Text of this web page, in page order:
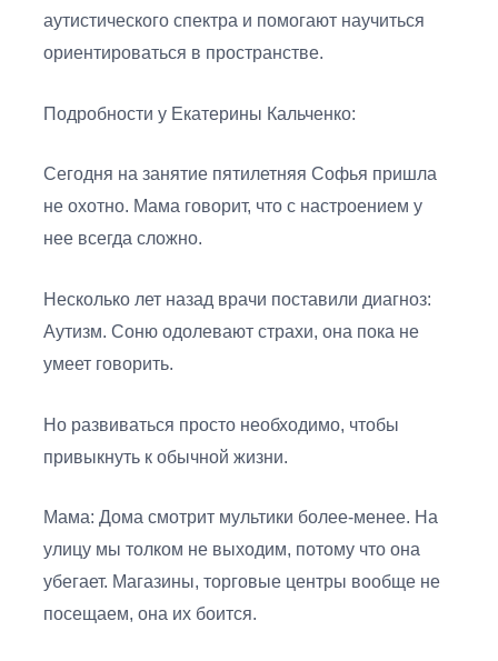
аутистического спектра и помогают научиться
ориентироваться в пространстве.
Подробности у Екатерины Кальченко:
Сегодня на занятие пятилетняя Софья пришла
не охотно. Мама говорит, что с настроением у
нее всегда сложно.
Несколько лет назад врачи поставили диагноз:
Аутизм. Соню одолевают страхи, она пока не
умеет говорить.
Но развиваться просто необходимо, чтобы
привыкнуть к обычной жизни.
Мама: Дома смотрит мультики более-менее. На
улицу мы толком не выходим, потому что она
убегает. Магазины, торговые центры вообще не
посещаем, она их боится.